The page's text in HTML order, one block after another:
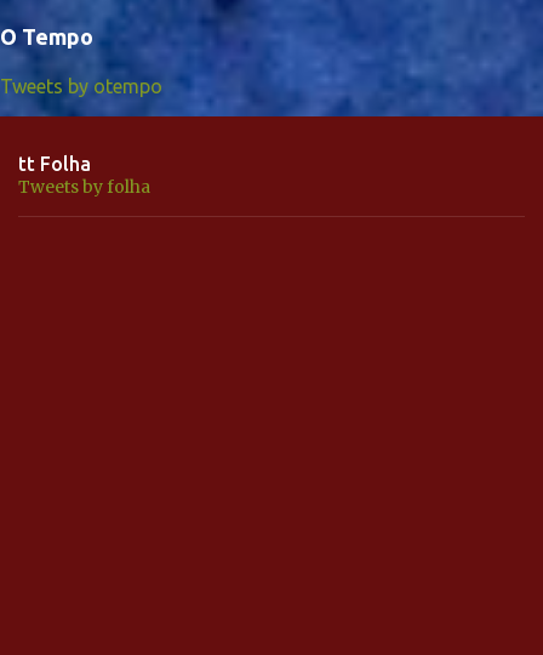
O Tempo
Tweets by otempo
tt Folha
Tweets by folha